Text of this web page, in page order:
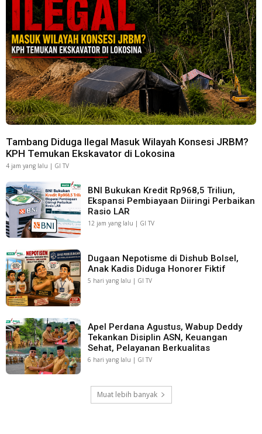
Tambang Diduga Ilegal Masuk Wilayah Konsesi JRBM?
KPH Temukan Ekskavator di Lokosina
4 jam yang lalu | GI TV
BNI Bukukan Kredit Rp968,5 Triliun,
Ekspansi Pembiayaan Diiringi Perbaikan
Rasio LAR
12 jam yang lalu | GI TV
Dugaan Nepotisme di Dishub Bolsel,
Anak Kadis Diduga Honorer Fiktif
5 hari yang lalu | GI TV
Apel Perdana Agustus, Wabup Deddy
Tekankan Disiplin ASN, Keuangan
Sehat, Pelayanan Berkualitas
6 hari yang lalu | GI TV
Muat lebih banyak